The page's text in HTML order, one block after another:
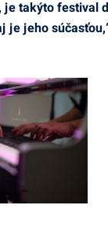
takýto festival
je jeho